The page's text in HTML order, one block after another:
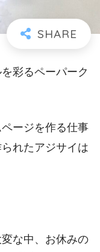
彩るペーパーク
ージを作る仕事
れたアジサイは
な中、お休みの